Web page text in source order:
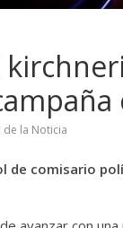
de la Noticia
de comisario